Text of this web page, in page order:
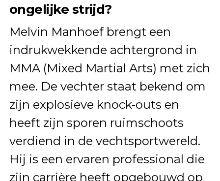
ongelijke strijd?
Melvin Manhoef brengt een
indrukwekkende achtergrond in
MMA (Mixed Martial Arts) met zich
mee. De vechter staat bekend om
zijn explosieve knock-outs en
heeft zijn sporen ruimschoots
verdiend in de vechtsportwereld.
Hij is een ervaren professional die
zijn carrière heeft opgebouwd op